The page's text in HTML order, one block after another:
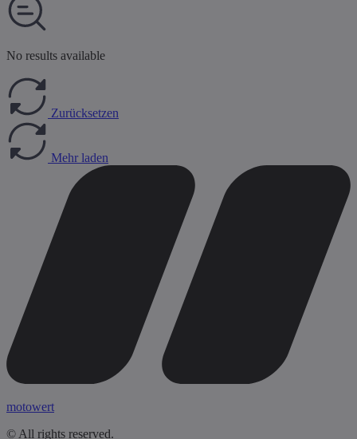
No results available
Zurücksetzen
Mehr laden
motowert
© All rights reserved.